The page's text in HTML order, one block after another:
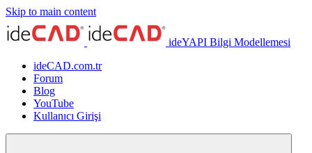
Skip to main content
ideYAPI Bilgi Modellemesi
ideCAD.com.tr
Forum
Blog
YouTube
Kullanıcı Girişi